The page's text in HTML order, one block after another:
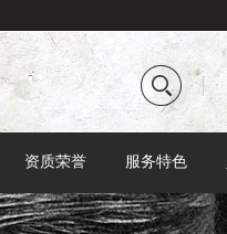
资质荣誉 服务特色